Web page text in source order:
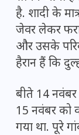
है. शादी के
जेवर लेकर
और उसके
हैरान हैं कि
बीते 14
15 नवंबर को
गया था. पूरे